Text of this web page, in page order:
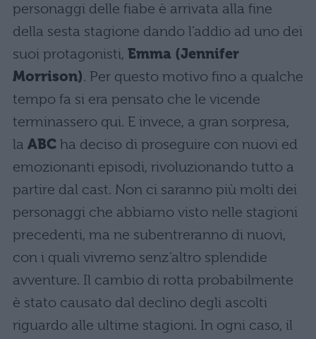
personaggi delle fiabe è arrivata alla fine
della sesta stagione dando l’addio ad uno dei
suoi protagonisti, Emma (Jennifer
Morrison). Per questo motivo fino a qualche
tempo fa si era pensato che le vicende
terminassero qui. E invece, a gran sorpresa,
la ABC ha deciso di proseguire con nuovi ed
emozionanti episodi, rivoluzionando tutto a
partire dal cast. Non ci saranno più molti dei
personaggi che abbiamo visto nelle stagioni
precedenti, ma ne subentreranno di nuovi,
con i quali vivremo senz’altro splendide
avventure. Il cambio di rotta probabilmente
è stato causato dal declino degli ascolti
riguardo alle ultime stagioni. In ogni caso, il